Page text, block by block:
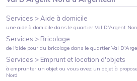
Services >Aide à domicile
une aide à domicile dans le quartierVal D'Argent
Services > Bricolage
de l'aide pour du bricolage dans le quartierVal
Services > Emprunt et location d'objets
à emprunter un objet ou vous avez un objet à
Nord